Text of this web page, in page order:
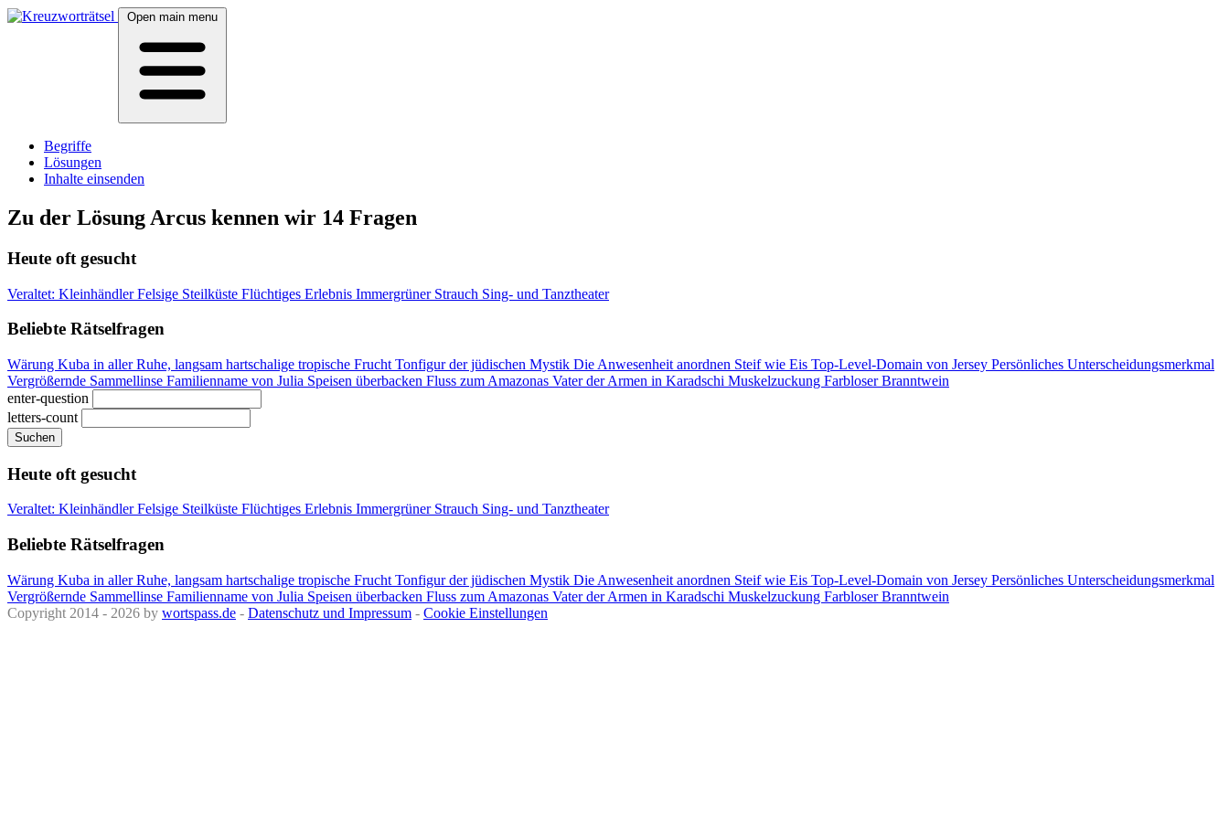
Open main menu
Begriffe
Lösungen
Inhalte einsenden
Zu der Lösung Arcus kennen wir 14 Fragen
Heute oft gesucht
Veraltet: KleinhändlerFelsige Steilküste Flüchtiges Erlebnis Immergrüner Strauch Sing- und Tanztheater
Beliebte Rätselfragen
Wärung Kuba in aller Ruhe, langsam hartschalige tropische Frucht Tonfigur der jüdischen Mystik Die Anwesenheit anordnen Steif wie Eis Top-Level-Domain von Jersey Persönliches Unterscheidungsmerkmal
Vergrößernde Sammellinse Familienname von Julia Speisen überbacken Fluss zum Amazonas Vater der Armen in Karadschi Muskelzuckung Farbloser Branntwein
enter-question
letters-count
Suchen
Heute oft gesucht
Veraltet: KleinhändlerFelsige Steilküste Flüchtiges Erlebnis Immergrüner Strauch Sing- und Tanztheater
Beliebte Rätselfragen
Wärung Kuba in aller Ruhe, langsam hartschalige tropische Frucht Tonfigur der jüdischen Mystik Die Anwesenheit anordnen Steif wie Eis Top-Level-Domain von Jersey Persönliches Unterscheidungsmerkmal
Vergrößernde Sammellinse Familienname von Julia Speisen überbacken Fluss zum Amazonas Vater der Armen in Karadschi Muskelzuckung Farbloser Branntwein
Copyright 2014 - 2026 by wortspass.de - Datenschutz und Impressum - Cookie Einstellungen